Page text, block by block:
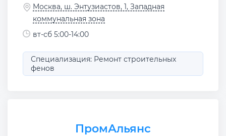
Москва, ш. Энтузиастов, 1, Западная
коммунальная зона
вт-сб 5:00-14:00
Специализация: Ремонт строительных
фенов
ПромАльянс